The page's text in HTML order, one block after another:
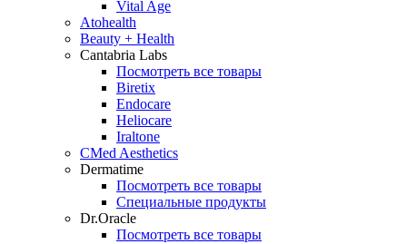
Vital Age
Atohealth
Beauty + Health
Cantabria Labs
Посмотреть все товары
Biretix
Endocare
Heliocare
Iraltone
CMed Aesthetics
Dermatime
Посмотреть все товары
Специальные продукты
Dr.Oracle
Посмотреть все товары